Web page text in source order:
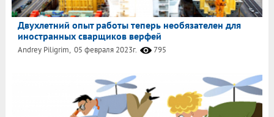
Двухлетний опыт работы теперь необязателен для
иностранных сварщиков верфей
Andrey Piligrim, 05 февраля 2023г. 795